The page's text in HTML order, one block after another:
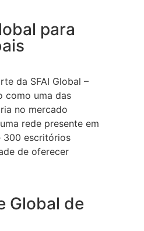
para
da SFAI Global –
como uma das
no mercado
rede presente em
300 escritórios
de oferecer
Global de